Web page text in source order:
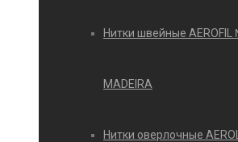
Нитки швейные
MADEIRA
Нитки оверлочные